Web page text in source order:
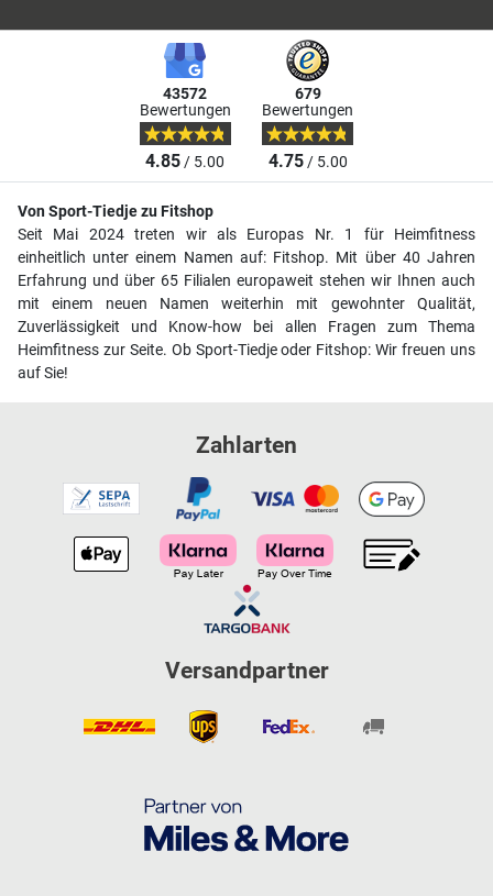
43572
Bewertungen
4.85/ 5.00
679
Bewertungen
4.75/ 5.00
Von Sport-Tiedje zu Fitshop
Seit Mai 2024 treten wir als Europas Nr. 1 für Heimfitness
einheitlich unter einem Namen auf: Fitshop. Mit über 40 Jahren
Erfahrung und über 65 Filialen europaweit stehen wir Ihnen auch
mit einem neuen Namen weiterhin mit gewohnter Qualität,
Zuverlässigkeit und Know-how bei allen Fragen zum Thema
Heimfitness zur Seite. Ob Sport-Tiedje oder Fitshop: Wir freuen uns
auf Sie!
Zahlarten
Versandpartner